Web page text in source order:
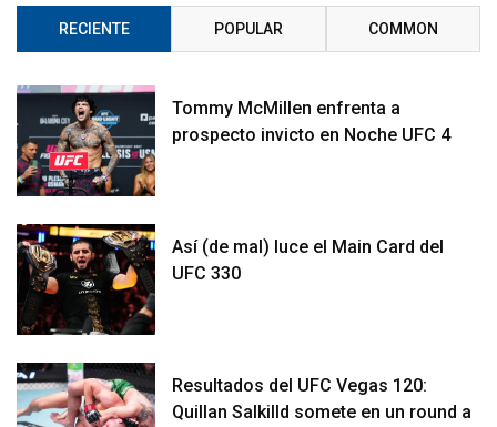
RECIENTE POPULAR COMMON
Tommy McMillen enfrenta a
prospecto invicto en Noche UFC 4
Así (de mal) luce el Main Card del
UFC 330
Resultados del UFC Vegas 120:
Quillan Salkilld somete en un round a